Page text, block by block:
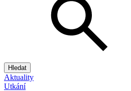
Hledat
Aktuality
Utkání